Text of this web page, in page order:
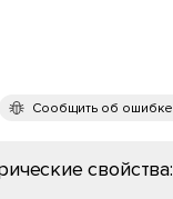
Сообщить об ошибке
свойства: